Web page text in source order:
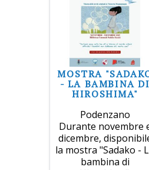
MOSTRA
- LA BAMBINA DI
HIROSHIMA"
Podenzano
Durante novembre
dicembre,
la mostra "Sadako -
bambina di